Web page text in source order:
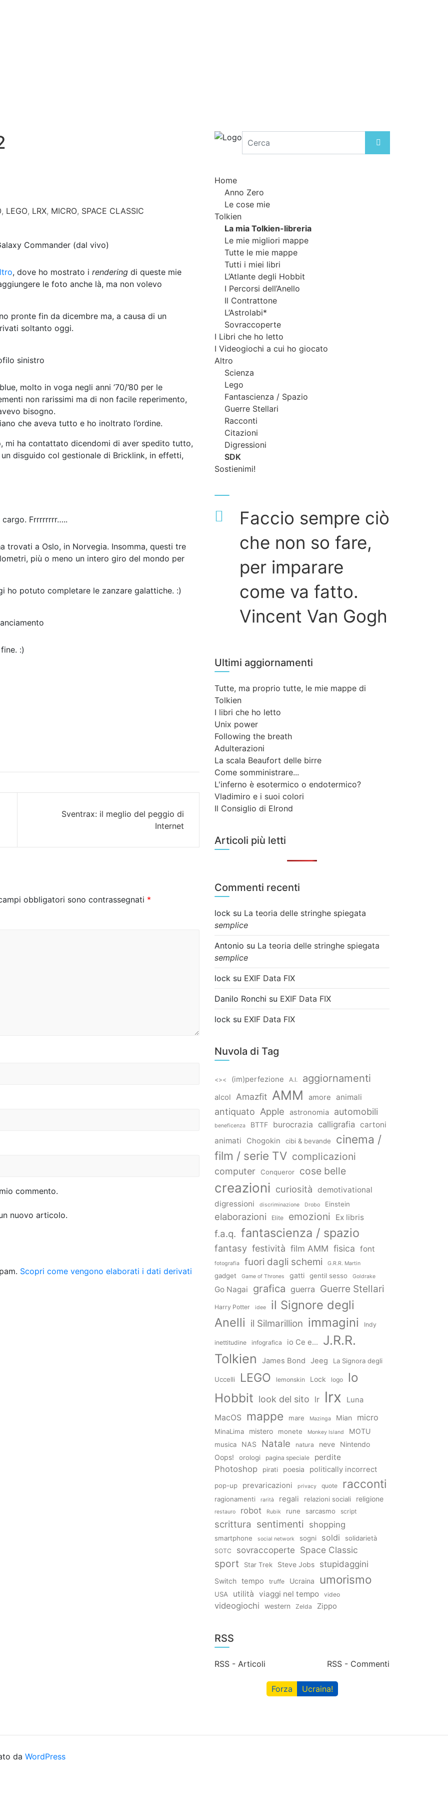
, LEGO, LRX, MICRO, SPACE CLASSIC
Commander (dal vivo)
, dove ho mostrato i renderingdi queste mie
le foto anche là, ma non volevo
pronte fin da dicembre ma, a causa di un
soltanto oggi.
sinistro
blue, molto in voga negli anni ’70/’80 per le
non rarissimi ma di non facile reperimento,
bisogno.
che aveva tutto e ho inoltrato l’ordine.
mi ha contattato dicendomi di aver spedito tutto,
disguido col gestionale di Bricklink, in effetti,
cargo. Frrrrrrrr…..
trovati a Oslo, in Norvegia. Insomma, questi tre
più o meno un intero giro del mondo per
ho potuto completare le zanzare galattiche. :)
:)
Sventrax: il meglio del peggio di
Internet
obbligatori sono contrassegnati *
commento.
nuovo articolo.
Scopri come vengono elaborati i dati derivati
C
aHome
Anno Zero
Le cose mie
Tolkien
La mia Tolkien-libreria
Le mie migliori mappe
Tutte le mie mappe
Tutti i miei libri
L’Atlante degli Hobbit
I Percorsi dell’Anello
Il Contrattone
L’Astrolabi*
Sovraccoperte
I Libri che ho letto
I Videogiochi a cui ho giocato
Altro
Scienza
Lego
Fantascienza / Spazio
Guerre Stellari
Racconti
Citazioni
Digressioni
SDK
Sostienimi!
Faccio sempre ciò
che non so fare,
per imparare
come va fatto.
Vincent Van Gogh
Ultimi aggiornamenti
Tutte, ma proprio tutte, le mie mappe di
Tolkien
I libri che ho letto
Unix power
Following the breath
Adulterazioni
La scala Beaufort delle birre
Come somministrare...
L'inferno è esotermico o endotermico?
Vladimiro e i suoi colori
Il Consiglio di Elrond
Articoli più letti
Commenti recenti
lock su La teoria delle stringhe spiegata
semplice
Antonio su La teoria delle stringhe spiegata
semplice
lock su EXIF Data FIX
Danilo Ronchi su EXIF Data FIX
lock su EXIF Data FIX
Nuvola di Tag
<>< (im)perfezione A.I. aggiornamenti
alcol Amazfit AMM amore animali
antiquato Apple astronomia automobili
beneficenza BTTF burocrazia calligrafia
cartoni
animati
Chogokin cibi & bevande
cinema /
film / serie TV complicazioni
computer Conqueror cose belle
creazioni curiosità
demotivational
digressioni
discriminazione Drobo Einstein
elaborazioni Elite emozioni Ex libris
f.a.q. fantascienza / spazio
fantasy festività film AMM fisica font
fotografia fuori dagli schemi G.R.R. Martin
gadget Game of Thrones gatti gentil sesso Goldrake
Go Nagai grafica guerra Guerre Stellari
Harry Potter idee
il Signore degli
Anelli il Silmarillion immagini Indy
inettitudine infografica io Ce e...
J.R.R.
Tolkien
James Bond Jeeg La Signora degli
Uccelli LEGO lemonskin Lock logo
lo
Hobbit look del sito lr lrx Luna
MacOS mappe mare Mazinga Mian micro
MinaLima mistero monete Monkey Island MOTU
musica NAS Natale natura neve
Nintendo
Oops!
orologi pagina speciale perdite
Photoshop pirati poesia politically incorrect
pop-up prevaricazioni privacy quote racconti
ragionamenti rarità regali relazioni sociali religione
restauro robot Rubik rune sarcasmo script
scrittura sentimenti shopping
smartphone social network sogni soldi solidarietà
SOTC sovraccoperte Space Classic
sport Star Trek Steve Jobs stupidaggini
Switch tempo truffe Ucraina umorismo
USA utilità viaggi nel tempo video
videogiochi western Zelda Zippo
RSS
RSS - Articoli RSS - Commenti
Forza Ucraina!
da WordPress